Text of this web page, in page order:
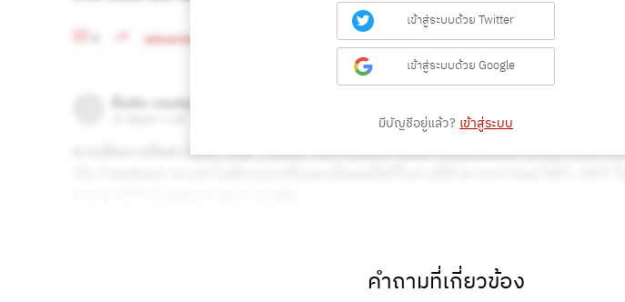
เข้าสู่ระบบด้วย Twitter
เข้าสู่ระบบด้วย Google
มีบัญชีอยู่แล้ว? เข้าสู่ระบบ
คำถามที่เกี่ยวข้อง